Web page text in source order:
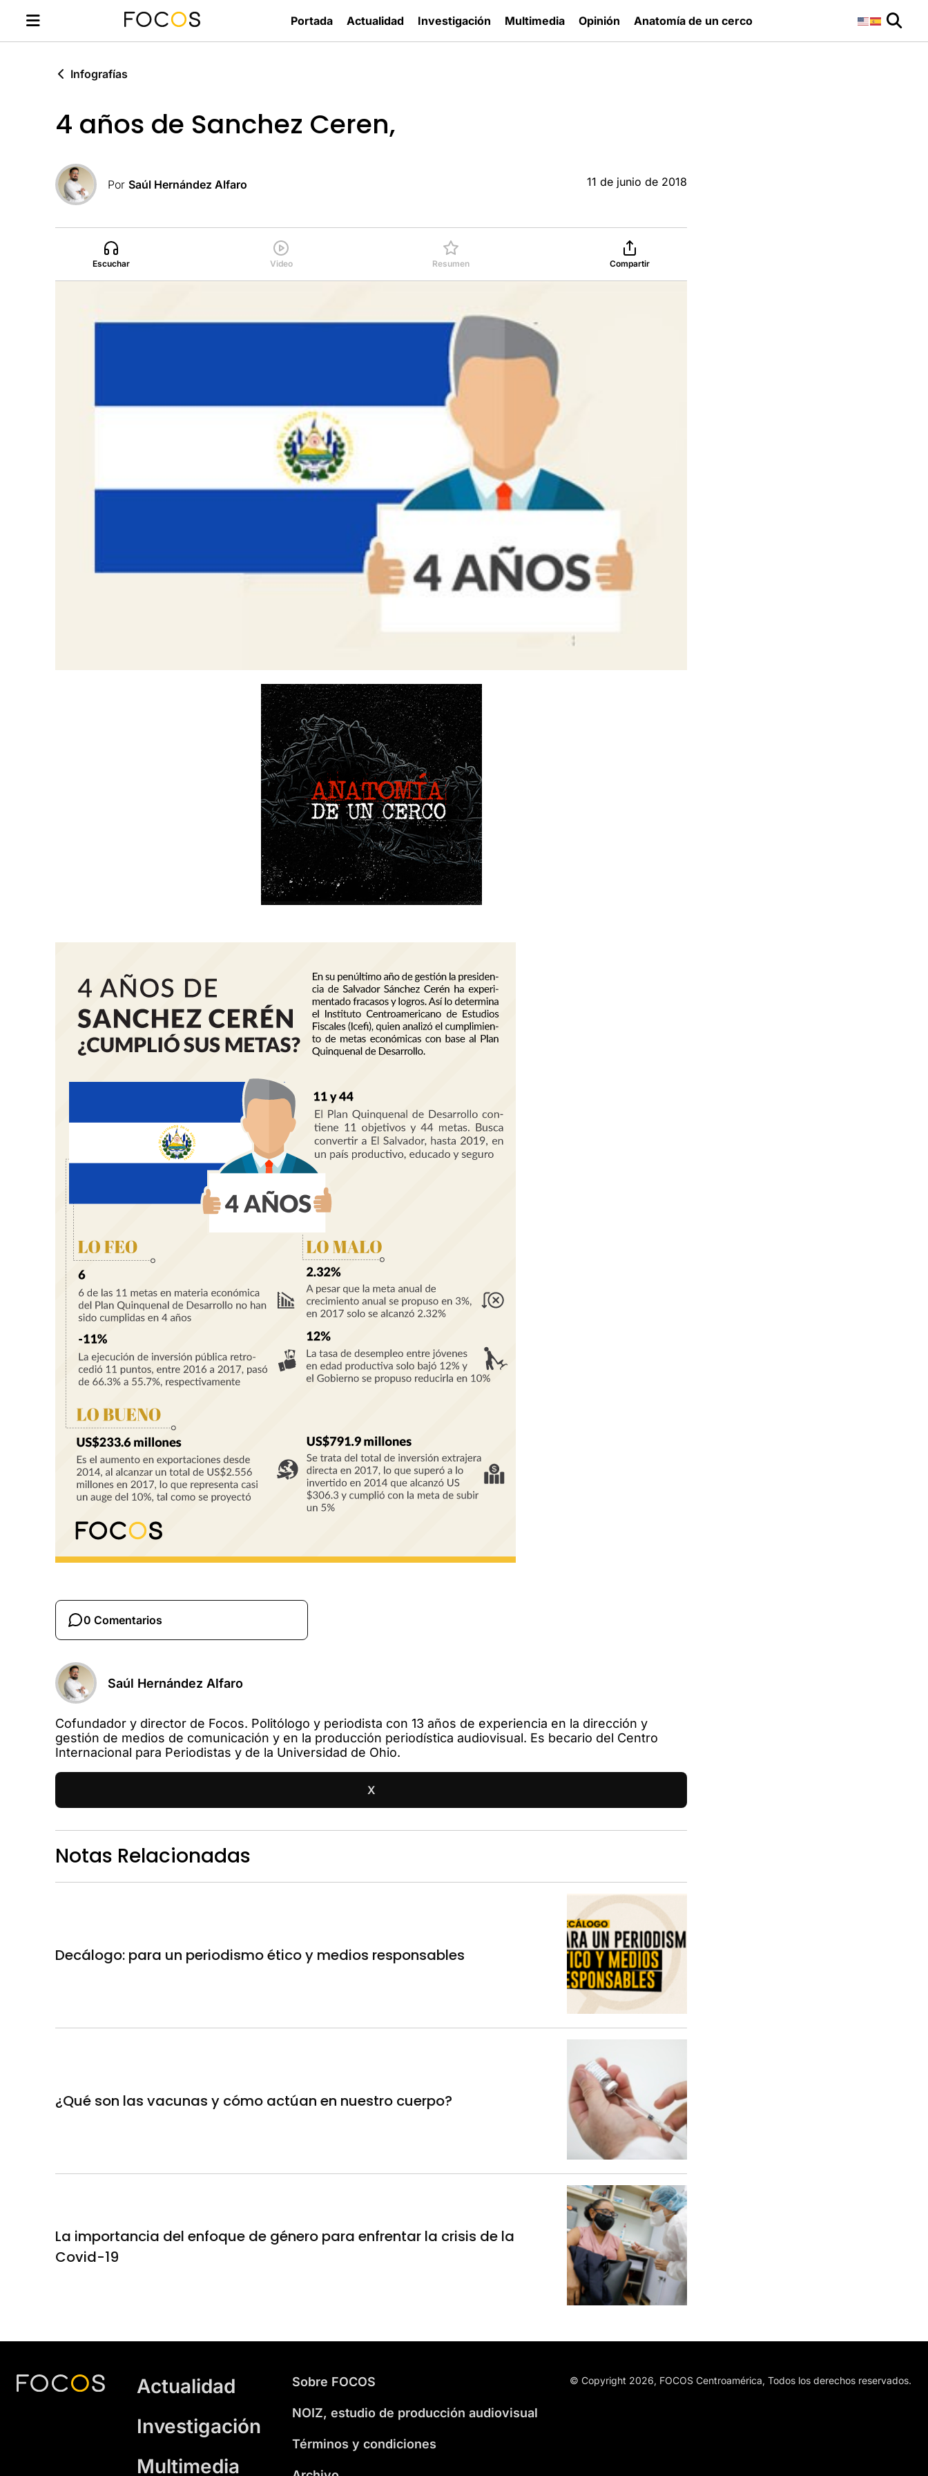
Portada Actualidad Investigación Multimedia Opinión Anatomía de un cerco
Infografías
4 años de Sanchez Ceren,
Por Saúl Hernández Alfaro 11 de junio de 2018
Escuchar Video Resumen Compartir
0 Comentarios
Saúl Hernández Alfaro
Cofundador y director de Focos. Politólogo y periodista con 13 años de experiencia en la dirección y
gestión de medios de comunicación y en la producción periodística audiovisual. Es becario del Centro
Internacional para Periodistas y de la Universidad de Ohio.
X
Notas Relacionadas
Decálogo: para un periodismo ético y medios responsables
¿Qué son las vacunas y cómo actúan en nuestro cuerpo?
La importancia del enfoque de género para enfrentar la crisis de la
Covid-19
Actualidad
Investigación
Multimedia
Sobre FOCOS
NOIZ, estudio de producción audiovisual
Términos y condiciones
© Copyright 2026, FOCOS Centroamérica, Todos los derechos reservados.